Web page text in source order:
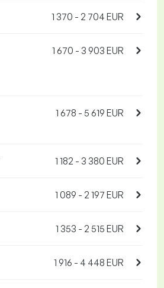
1 370 - 2 704 EUR
1 670 - 3 903 EUR
1 678 - 5 619 EUR
1 182 - 3 380 EUR
1 089 - 2 197 EUR
1 353 - 2 515 EUR
1 916 - 4 448 EUR